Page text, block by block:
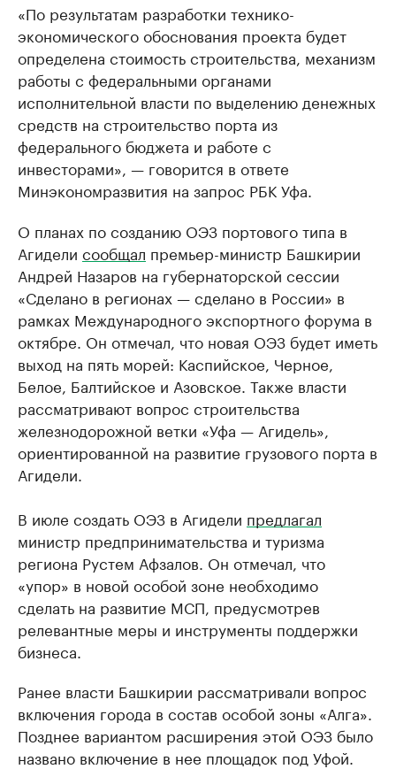
«По результатам разработки технико-
экономического обоснования проекта будет
определена стоимость строительства, механизм
работы с федеральными органами
исполнительной власти по выделению денежных
средств на строительство порта из
федерального бюджета и работе с
инвесторами», — говорится в ответе
Минэкономразвития на запрос РБК Уфа.
О планах по созданию ОЭЗ портового типа в
Агидели сообщал премьер-министр Башкирии
Андрей Назаров на губернаторской сессии
«Сделано в регионах — сделано в России» в
рамках Международного экспортного форума в
октябре. Он отмечал, что новая ОЭЗ будет иметь
выход на пять морей: Каспийское, Черное,
Белое, Балтийское и Азовское. Также власти
рассматривают вопрос строительства
железнодорожной ветки «Уфа — Агидель»,
ориентированной на развитие грузового порта в
Агидели.
В июле создать ОЭЗ в Агидели предлагал
министр предпринимательства и туризма
региона Рустем Афзалов. Он отмечал, что
«упор» в новой особой зоне необходимо
сделать на развитие МСП, предусмотрев
релевантные меры и инструменты поддержки
бизнеса.
Ранее власти Башкирии рассматривали вопрос
включения города в состав особой зоны «Алга».
Позднее вариантом расширения этой ОЭЗ было
названо включение в нее площадок под Уфой.